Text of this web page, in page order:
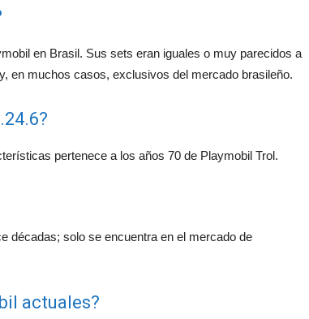
en Brasil. Sus sets eran iguales o muy parecidos a
en muchos casos, exclusivos del mercado brasileño.
pertenece a los años 70 de Playmobil Trol.
décadas; solo se encuentra en el mercado de
actuales?